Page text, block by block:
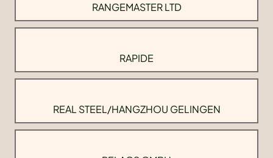
RANGEMASTER LTD
RAPIDE
REAL STEEL/HANGZHOU GELINGEN